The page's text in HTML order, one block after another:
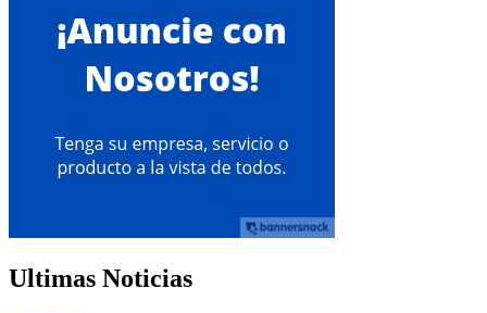
Ultimas Noticias